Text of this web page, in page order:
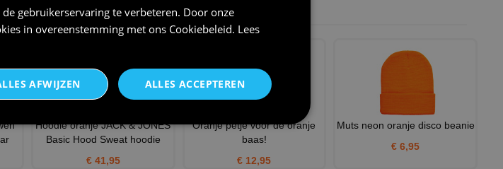
KONINGSDAG
Hoodie oranje JACK & JONES
Basic Hood Sweat hoodie
€ 41,95
Oranje petje voor de oranje
baas!
€ 12,95
Muts neon oranje disco beanie
€ 6,95
gebruikerservaring te verbeteren. Door onze
in overeenstemming met ons Cookiebeleid. Lees
ALLES ACCEPTEREN
AFWIJZEN